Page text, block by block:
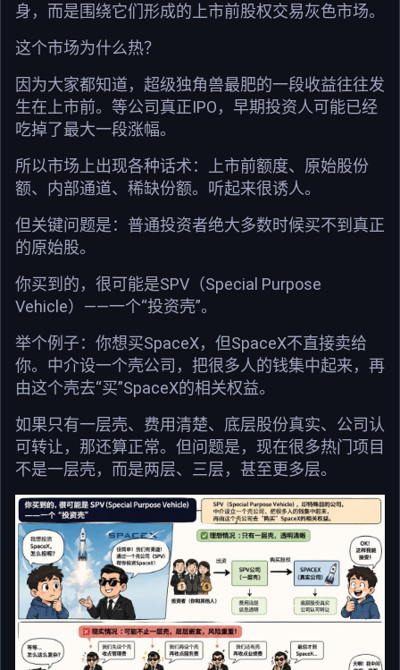
身，而是围绕它们形成的上市前股权交易灰色市场。
这个市场为什么热？
因为大家都知道，超级独角兽最肥的一段收益往往发
生在上市前。等公司真正IPO，早期投资人可能已经
吃掉了最大一段涨幅。
所以市场上出现各种话术：上市前额度、原始股份
额、内部通道、稀缺份额。听起来很诱人。
但关键问题是：普通投资者绝大多数时候买不到真正
的原始股。
你买到的，很可能是SPV（Special Purpose
Vehicle）——一个“投资壳”。
举个例子：你想买SpaceX，但SpaceX不直接卖给
你。中介设一个壳公司，把很多人的钱集中起来，再
由这个壳去“买”SpaceX的相关权益。
如果只有一层壳、费用清楚、底层股份真实、公司认
可转让，那还算正常。但问题是，现在很多热门项目
不是一层壳，而是两层、三层，甚至更多层。